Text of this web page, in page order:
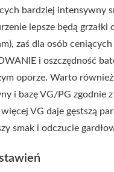
bardziej intensywny
lepsze będą grzałki
zaś dla osób ceniących
i oszczędność
oporze. Warto
i bazę VG/PG zgodnie z
VG daje gęstszą
smak i odczucie